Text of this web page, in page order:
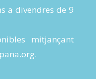
a divendres de 9
mitjançant
.